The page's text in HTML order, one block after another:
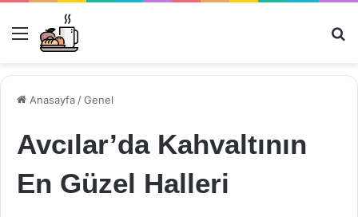
Menü
Anasayfa /Genel
Avcılar’da Kahvaltının
En Güzel Halleri